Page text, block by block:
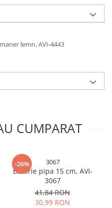
lemn, AVI-4443
CUMPARAT
-26% 3067
Baterie pipa 15 cm, AVI-
3067
41,84 RON
30,99 RON